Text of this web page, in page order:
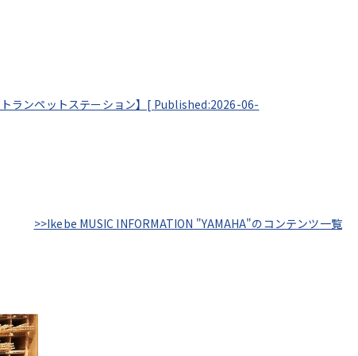
ランペットステーション】[ Published:2026-06-
>>Ikebe MUSIC INFORMATION "YAMAHA"のコンテンツ一覧